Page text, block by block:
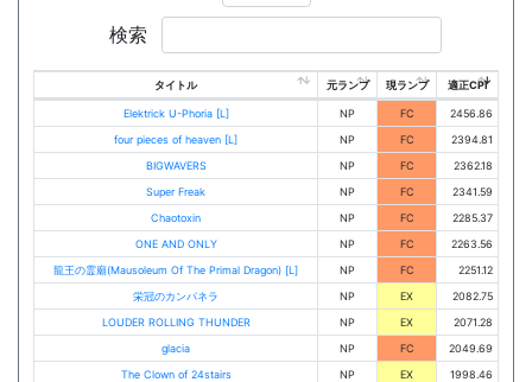
検索
タイトル 元ランプ 現ランプ 適正CPI
Elektrick U-Phoria [L] NP FC
2456.86
four pieces of heaven [L]
NP FC
2394.81
BIGWAVERS
NP FC
2362.18
Super Freak
NP FC
2341.59
Chaotoxin
NP FC
2285.37
ONE AND ONLY
NP FC
2263.56
龍王の霊廟(Mausoleum Of The Primal Dragon) [L]
NP FC
2251.12
栄冠のカンパネラ
NP EX
2082.75
LOUDER ROLLING THUNDER
NP EX
2071.28
glacia
NP FC
2049.69
The Clown of 24stairs
NP EX
1998.46